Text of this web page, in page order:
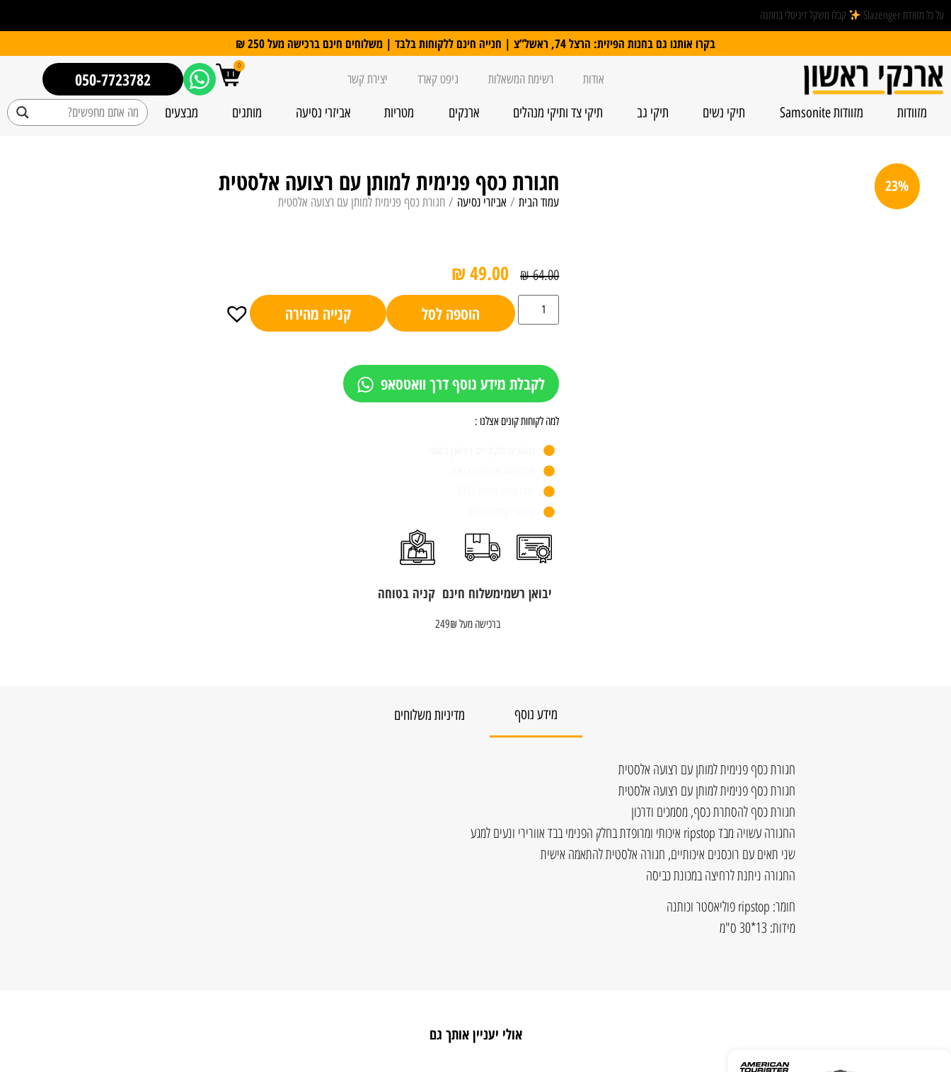
על כל מזוודת Slazenger קבלו משקל דיגיטלי במתנה
בקרו אותנו גם בחנות הפיזית: הרצל 74, ראשל”צ | חנייה חינם ללקוחות בלבד | משלוחים חינם ברכישה מעל 250 ₪
אודות רשימת המשאלות גיפט קארד יצירת קשר
0
050-7723782
מזוודות מזוודות Samsonite תיקי נשים תיקי גב תיקי צד ותיקי מנהלים ארנקים מטריות אביזרי נסיעה מותגים מבצעים
חגורת כסף פנימית למותן עם רצועה אלסטית
עמוד הבית/ אביזרי נסיעה / חגורת כסף פנימית למותן עם רצועה אלסטית
₪64.00
₪49.00
הוספה לסל קנייה מהירה
לקבלת מידע נוסף דרך וואטסאפ
למה לקוחות קונים אצלנו :
יבואן רשמימשלוח חינם
ברכישה מעל 249₪
קניה בטוחה
23%
מידע נוסף מדיניות משלוחים
חגורת כסף פנימית למותן עם רצועה אלסטית
חגורת כסף פנימית למותן עם רצועה אלסטית
חגורת כסף להסתרת כסף, מסמכים ודרכון
החגורה עשויה מבד ripstop איכותי ומרופדת בחלק הפנימי בבד אוורירי ונעים למגע
שני תאים עם רוכסנים איכותיים, חגורה אלסטית להתאמה אישית
החגורה ניתנת לרחיצה במכונת כביסה
חומר: ripstop פוליאסטר וכותנה
מידות: 13*30 ס"מ
אולי יעניין אותך גם